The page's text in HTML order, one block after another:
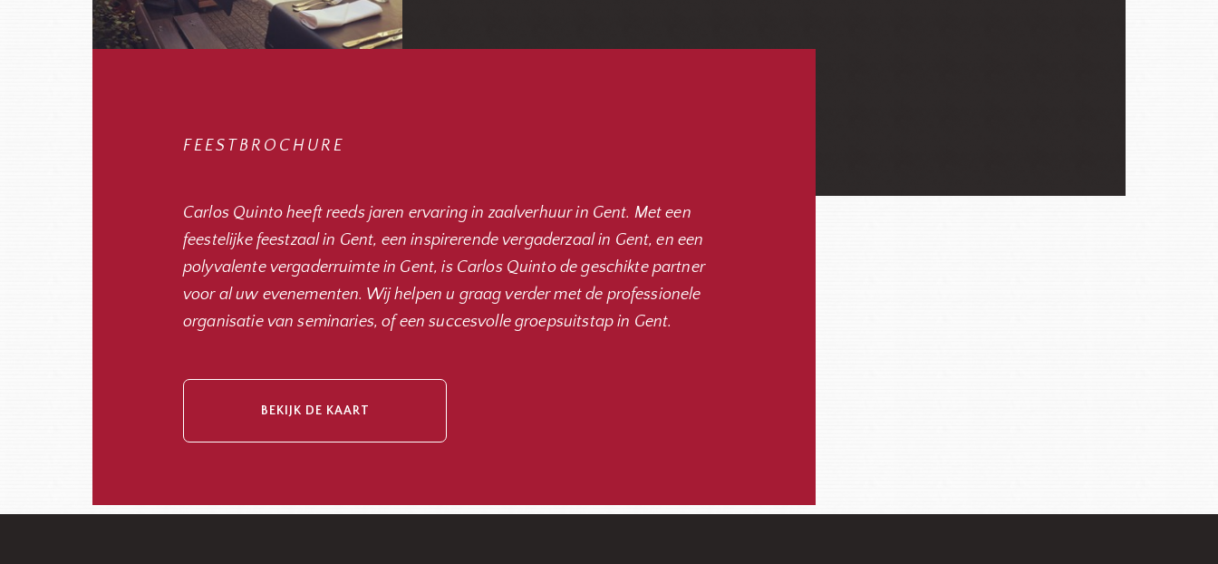
FEESTBROCHURE
Carlos Quinto heeft reeds jaren ervaring in zaalverhuur in Gent. Met een
feestelijke feestzaal in Gent, een inspirerende vergaderzaal in Gent, en een
polyvalente vergaderruimte in Gent, is Carlos Quinto de geschikte partner
voor al uw evenementen. Wij helpen u graag verder met de professionele
organisatie van seminaries, of een succesvolle groepsuitstap in Gent.
BEKIJK DE KAART